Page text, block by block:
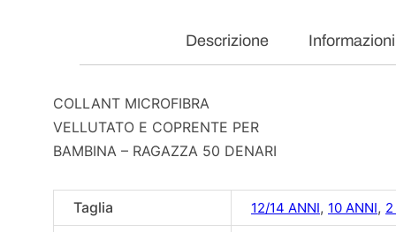
Descrizione
COLLANT MICROFIBRA
VELLUTATO E COPRENTE PER
BAMBINA – RAGAZZA 50 DENARI
Taglia 12/14 ANNI, 10 ANNI,